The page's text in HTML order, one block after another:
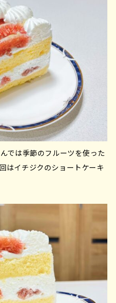
では季節のフルーツを使った
はイチジクのショートケーキ